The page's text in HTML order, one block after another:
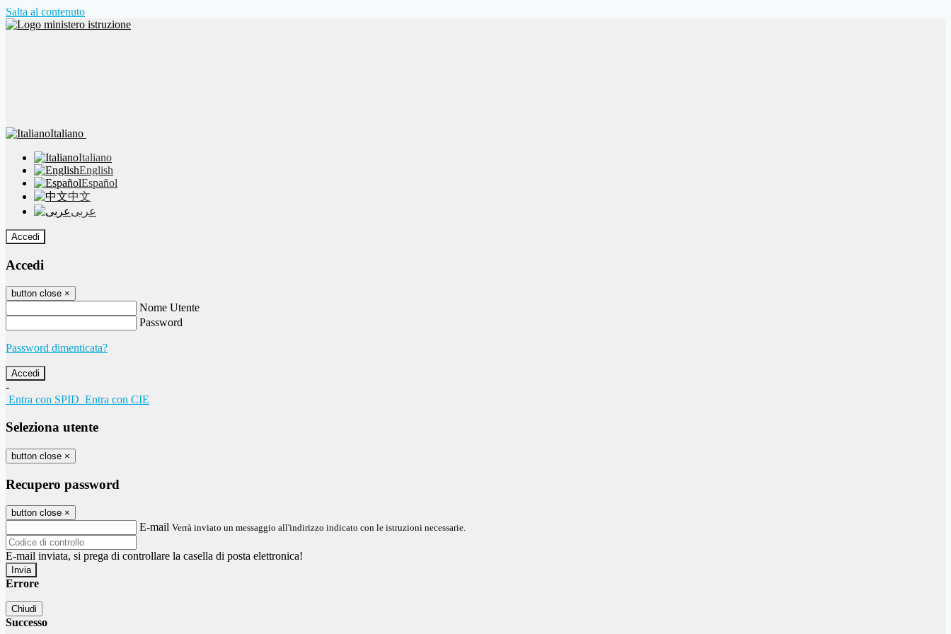
Salta al contenuto
Italiano
Italiano
English
Español
中文
عربى
Accedi
Accedi
button close ×
Nome Utente
Password
Password dimenticata?
-
Entra con SPID Entra con CIE
Seleziona utente
button close ×
Recupero password
button close ×
E-mail Verrà inviato un messaggio all'indirizzo indicato con le istruzioni necessarie.
E-mail inviata, si prega di controllare la casella di posta elettronica!
Errore
Chiudi
Successo